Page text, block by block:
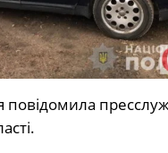
повідомила